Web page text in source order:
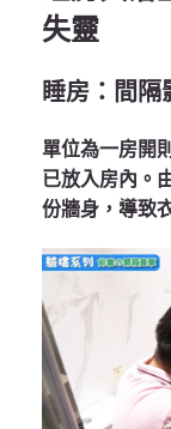
失靈
睡房：間隔
單位為一房開
已放入房內。
份牆身，導致